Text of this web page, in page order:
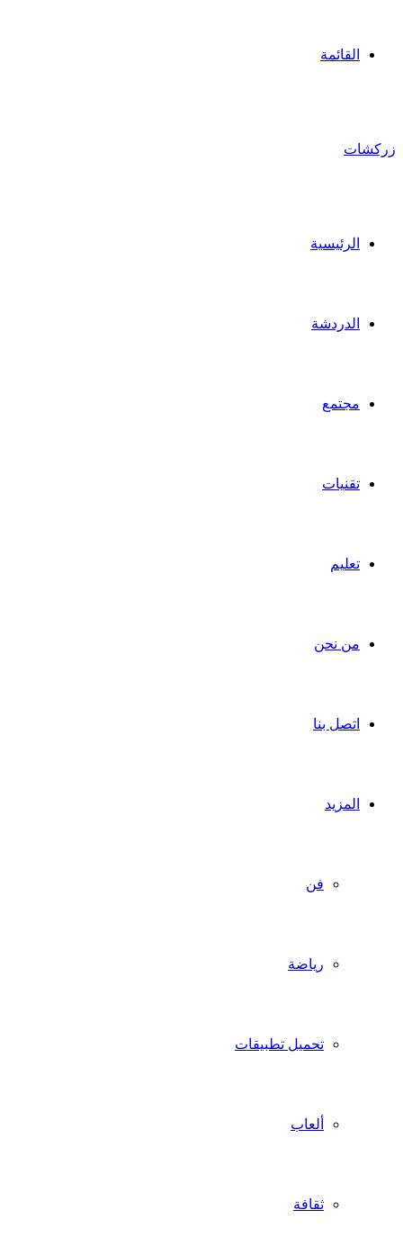
القائمة
زركشات
الرئيسية
الدردشة
مجتمع
تقنيات
تعليم
من نحن
اتصل بنا
المزيد
فن
رياضة
تحميل تطبيقات
ألعاب
ثقافة